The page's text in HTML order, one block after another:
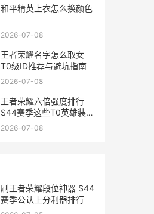
和平精英上衣怎么换颜色
2026-07-08
王者荣耀名字怎么取女
T0级ID推荐与避坑指南
2026-07-08
王者荣耀六倍强度排行
S44赛季这些T0英雄装备
出就赢了
2026-07-08
刷王者荣耀段位神器 S44
赛季公认上分利器排行